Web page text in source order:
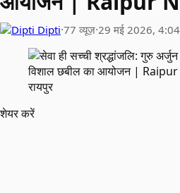
Dipti·77 व्यूज़·29 मई 2026,
रायपुर
शेयर करें